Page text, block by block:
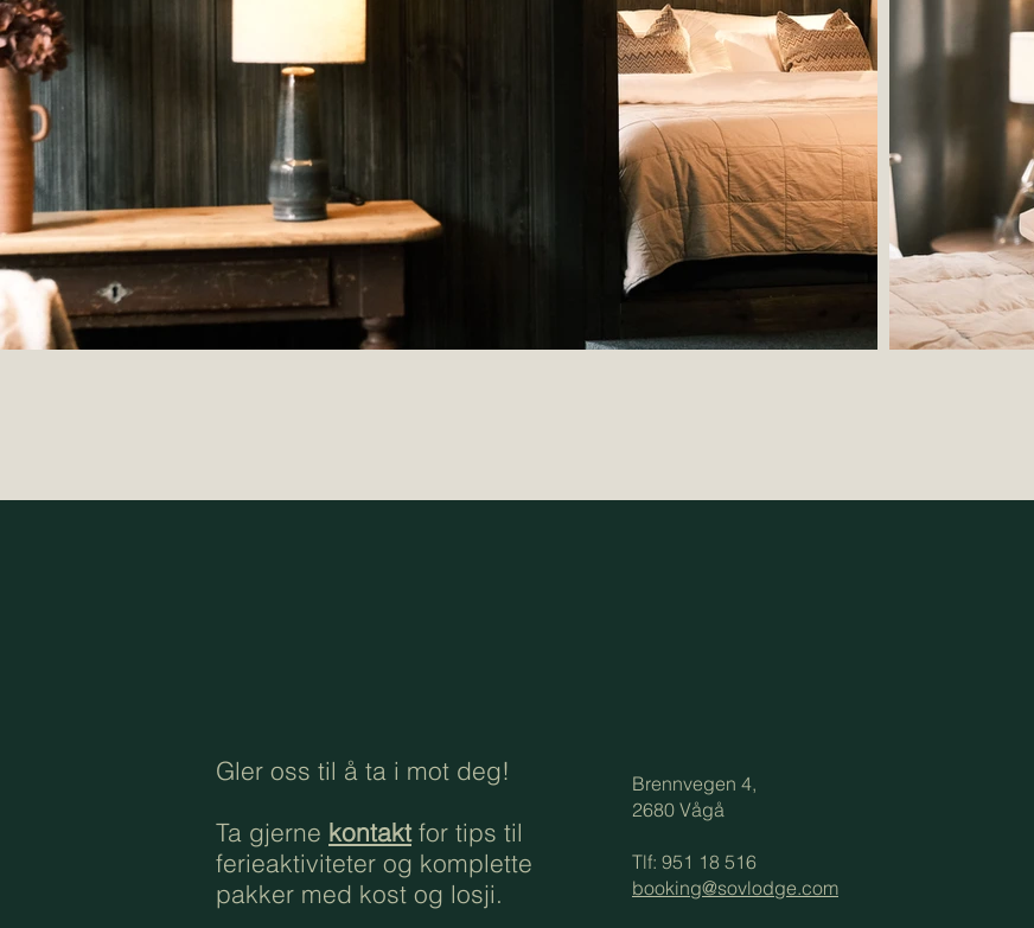
Gler oss til å ta i mot deg!
Ta gjerne kontaktfor tips til
ferieaktiviteter og komplette
pakker med kost og losji.
Brennvegen 4,
2680 Vågå
Tlf: 951 18 516
booking@sovlodge.com